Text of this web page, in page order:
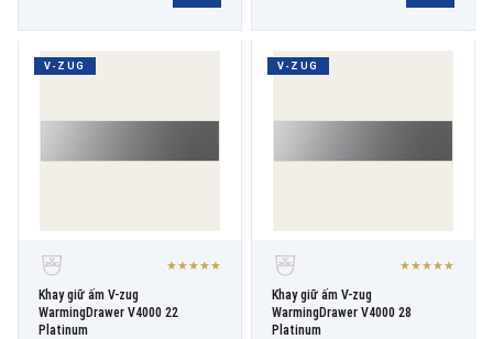
V-ZUG
★★★★★
Khay giữ ấm V-zug
WarmingDrawer V4000 22
Platinum
V-ZUG
★★★★★
Khay giữ ấm V-zug
WarmingDrawer V4000 28
Platinum